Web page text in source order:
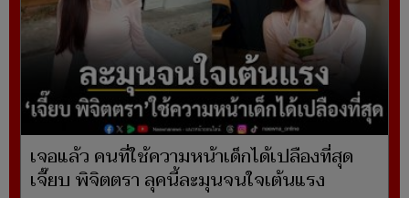
เจอแล้ว คนที่ใช้ความหน้าเด็กได้เปลืองที่สุด
เจี๊ยบ พิจิตตรา ลุคนี้ละมุนจนใจเต้นแรง